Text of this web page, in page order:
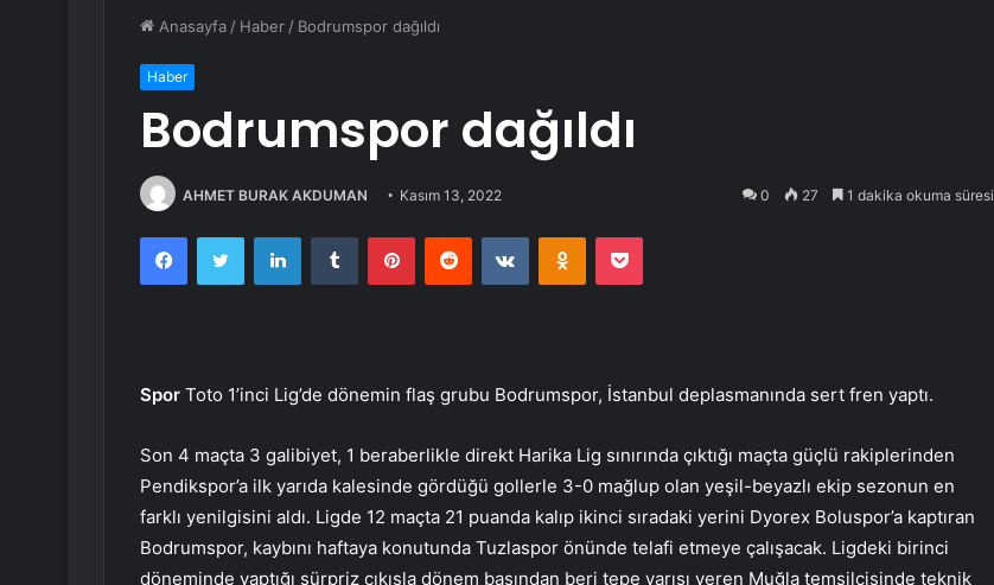
Anasayfa / Haber / Bodrumspor dağıldı
Haber
Bodrumspor dağıldı
AHMET BURAK AKDUMAN Kasım 13, 2022 0 27 1 dakika okuma süresi
FacebookTwitter LinkedInTumblr PinterestReddit VKontakteOdnoklassniki
Pocket
Spor Toto 1’inci Lig’de dönemin flaş grubu Bodrumspor, İstanbul deplasmanında sert fren yaptı.
Son 4 maçta 3 galibiyet, 1 beraberlikle direkt Harika Lig sınırında çıktığı maçta güçlü rakiplerinden
Pendikspor’a ilk yarıda kalesinde gördüğü gollerle 3-0 mağlup olan yeşil-beyazlı ekip sezonun en
farklı yenilgisini aldı. Ligde 12 maçta 21 puanda kalıp ikinci sıradaki yerini Dyorex Boluspor’a kaptıran
Bodrumspor, kaybını haftaya konutunda Tuzlaspor önünde telafi etmeye çalışacak. Ligdeki birinci
döneminde yaptığı sürpriz çıkışla dönem başından beri tepe yarışı veren Muğla temsilcisinde teknik